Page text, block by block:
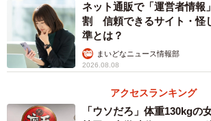
ネット通販で「運営者情報
割 信頼できるサイト・怪
準とは？
まいどなニュース情報部
2026.08.08
アクセスランキング
「ウソだろ」体重130kgの